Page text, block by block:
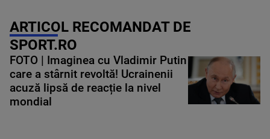
ARTICOL RECOMANDAT DE
SPORT.RO
FOTO | Imaginea cu Vladimir Putin
care a stârnit revoltă! Ucrainenii
acuză lipsă de reacție la nivel
mondial